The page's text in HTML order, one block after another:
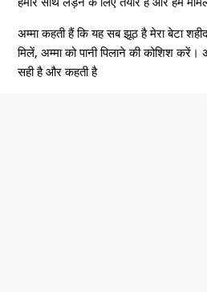
अम्मा कहती हैं कि यह सब झूठ है मेरा बेटा
मिलें, अम्मा को पानी पिलाने की कोशिश
सही है और कहती है